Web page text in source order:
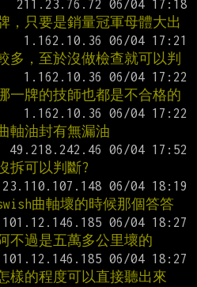
，只要是銷量冠軍母體大出
多，至於沒做檢查就可以判
一牌的技師也都是不合格的
軸油封有無漏油
拆可以判斷?
曲軸壞的時候那個答答
不過是五萬多公里壞的
樣的程度可以直接聽出來